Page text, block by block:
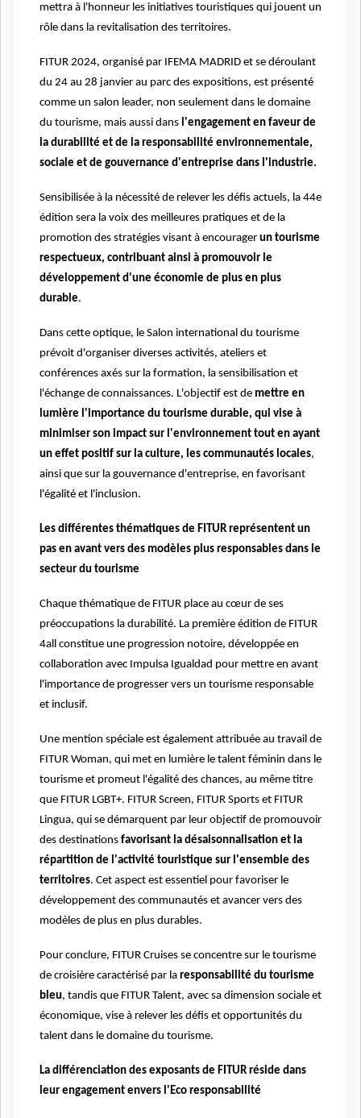
mettra à l'honneur les initiatives touristiques qui jouent un
rôle dans la revitalisation des territoires.
FITUR 2024, organisé par IFEMA MADRID et se déroulant
du 24 au 28 janvier au parc des expositions, est présenté
comme un salon leader, non seulement dans le domaine
du tourisme, mais aussi dans l'engagement en faveur de
la durabilité et de la responsabilité environnementale,
sociale et de gouvernance d'entreprise dans l'industrie.
Sensibilisée à la nécessité de relever les défis actuels, la 44e
édition sera la voix des meilleures pratiques et de la
promotion des stratégies visant à encourager un tourisme
respectueux, contribuant ainsi à promouvoir le
développement d'une économie de plus en plus
durable.
Dans cette optique, le Salon international du tourisme
prévoit d'organiser diverses activités, ateliers et
conférences axés sur la formation, la sensibilisation et
l'échange de connaissances. L'objectif est de mettre en
lumière l'importance du tourisme durable, qui vise à
minimiser son impact sur l'environnement tout en ayant
un effet positif sur la culture, les communautés locales,
ainsi que sur la gouvernance d'entreprise, en favorisant
l'égalité et l'inclusion.
Les différentes thématiques de FITUR représentent un
pas en avant vers des modèles plus responsables dans le
secteur du tourisme
Chaque thématique de FITUR place au cœur de ses
préoccupations la durabilité. La première édition de FITUR
4all constitue une progression notoire, développée en
collaboration avec Impulsa Igualdad pour mettre en avant
l'importance de progresser vers un tourisme responsable
et inclusif.
Une mention spéciale est également attribuée au travail de
FITUR Woman, qui met en lumière le talent féminin dans le
tourisme et promeut l'égalité des chances, au même titre
que FITUR LGBT+. FITUR Screen, FITUR Sports et FITUR
Lingua, qui se démarquent par leur objectif de promouvoir
des destinations favorisant la désaisonnalisation et la
répartition de l'activité touristique sur l'ensemble des
territoires. Cet aspect est essentiel pour favoriser le
développement des communautés et avancer vers des
modèles de plus en plus durables.
Pour conclure, FITUR Cruises se concentre sur le tourisme
de croisière caractérisé par la responsabilité du tourisme
bleu, tandis que FITUR Talent, avec sa dimension sociale et
économique, vise à relever les défis et opportunités du
talent dans le domaine du tourisme.
La différenciation des exposants de FITUR réside dans
leur engagement envers l'Eco responsabilité